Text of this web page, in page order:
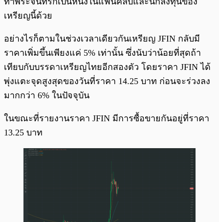
เหรียญนี้ด้วย
อย่างไรก็ตามในช่วงเวลาเดียวกันเหรียญ JFIN กลับมี
ราคาเพิ่มขึ้นเพียงแค่ 5% เท่านั้น ซึ่งนับว่าน้อยที่สุดถ้า
เทียบกับบรรดาเหรียญไทยอีกสองตัว โดยราคา JFIN ได้
พุ่งแตะจุดสูงสุดของวันที่ราคา 14.25 บาท ก่อนจะร่วงลง
มากกว่า 6% ในปัจจุบัน
ในขณะที่รายงานราคา JFIN มีการซื้อขายกันอยู่ที่ราคา
13.25 บาท